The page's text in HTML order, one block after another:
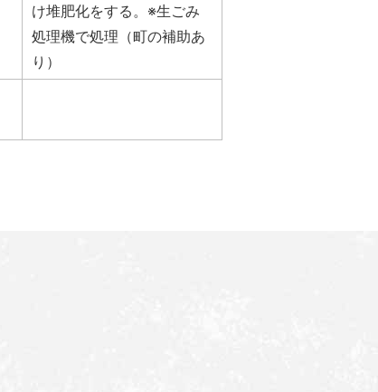
け堆肥化をする。※生ごみ
処理機で処理（町の補助あ
り）